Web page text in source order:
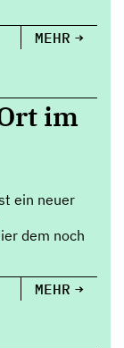
MEHR
im
ein neuer
dem noch
MEHR